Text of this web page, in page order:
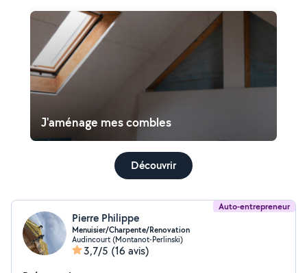
J'aménage mes combles
Découvrir
Auto-entrepreneur
Pierre Philippe
Menuisier/Charpente/Renovation
Audincourt (Montanot-Perlinski)
3,7/5 (16 avis)